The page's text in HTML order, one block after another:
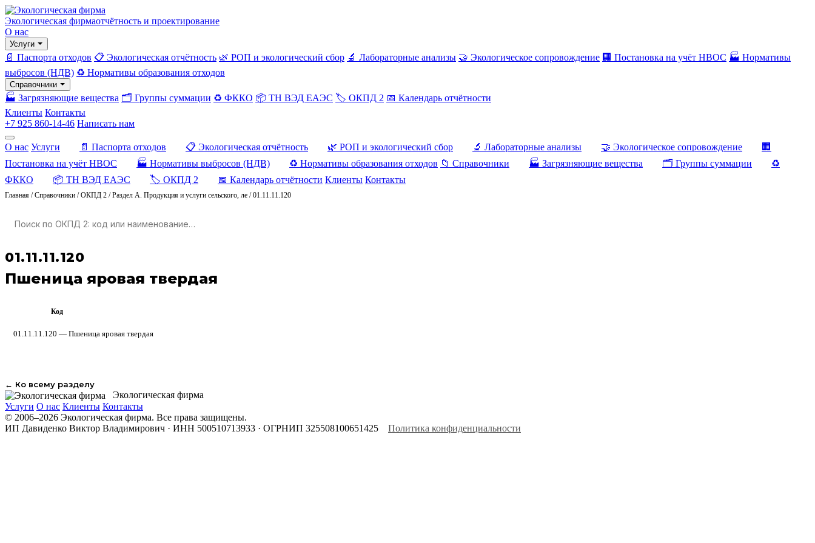
Экологическая фирмаотчётность и проектирование
О нас
Услуги
📄 Паспорта отходов 📋 Экологическая отчётность 🌿 РОП и экологический сбор 🔬 Лабораторные анализы 🤝 Экологическое сопровождение 🏢 Постановка на учёт НВОС 🏭 Нормативы
выбросов (НДВ) ♻️ Нормативы образования отходов
Справочники
🏭 Загрязняющие вещества 🗂️ Группы суммации ♻️ ФККО 📦 ТН ВЭД ЕАЭС 🏷️ ОКПД 2 📅 Календарь отчётности
Клиенты Контакты
+7 925 860-14-46 Написать нам
О нас Услуги 📄 Паспорта отходов 📋 Экологическая отчётность 🌿 РОП и экологический сбор 🔬 Лабораторные анализы 🤝 Экологическое сопровождение
🏢
Постановка на учёт НВОС
🏭 Нормативы выбросов (НДВ) ♻️ Нормативы образования отходов 📁 Справочники 🏭 Загрязняющие вещества 🗂️ Группы суммации
♻️
ФККО
📦 ТН ВЭД ЕАЭС 🏷️ ОКПД 2 📅 Календарь отчётности Клиенты Контакты
Главная /Справочники /ОКПД 2 /Раздел A. Продукция и услуги сельского, ле /01.11.11.120
01.11.11.120
Пшеница яровая твердая
Код
01.11.11.120 — Пшеница яровая твердая
← Ко всему разделу
Экологическая фирма
Услуги О нас Клиенты Контакты
© 2006–2026 Экологическая фирма. Все права защищены.
ИП Давиденко Виктор Владимирович · ИНН 500510713933 · ОГРНИП 325508100651425
Политика конфиденциальности